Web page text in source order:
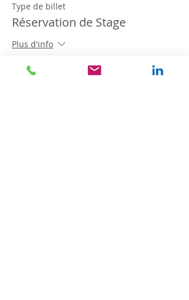
Type de billet
Réservation de Stage
Plus d'info